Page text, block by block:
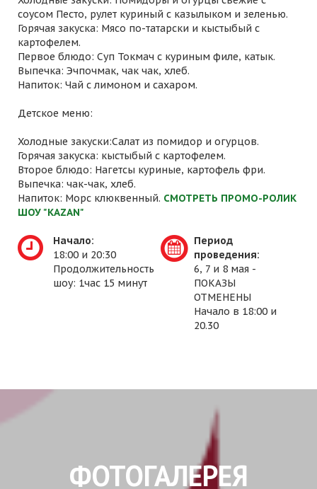
соусом Песто, рулет куриный с казылыком и зеленью.
Горячая закуска: Мясо по-татарски и кыстыбый с
картофелем.
Первое блюдо: Суп Токмач с куриным филе, катык.
Выпечка: Эчпочмак, чак чак, хлеб.
Напиток: Чай с лимоном и сахаром.
Детское меню:
Холодные закуски:Салат из помидор и огурцов.
Горячая закуска: кыстыбый с картофелем.
Второе блюдо: Нагетсы куриные, картофель фри.
Выпечка: чак-чак, хлеб.
Напиток: Морс клюквенный. СМОТРЕТЬ ПРОМО-РОЛИК
ШОУ "KAZAN"
Начало:
18:00 и 20:30
Продолжительность
шоу: 1час 15 минут
Период
проведения:
6, 7 и 8 мая -
ПОКАЗЫ
ОТМЕНЕНЫ
Начало в 18:00 и
20.30
ФОТОГАЛЕРЕЯ